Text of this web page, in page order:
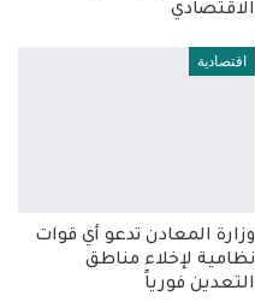
الاقتصادي
اقتصادية
وزارة المعادن تدعو أي قوات
نظامية لإخلاء مناطق
التعدين فورياً